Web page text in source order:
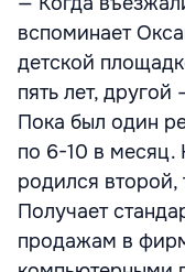
вспоминает
детской
пять лет,
Пока был один
по 6-10 в месяц.
родился второй,
Получает
продажам в